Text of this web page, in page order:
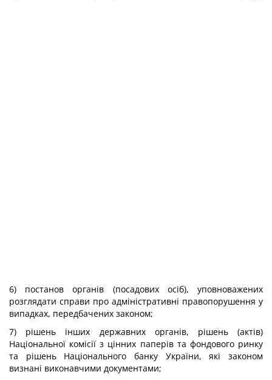
6) постанов органів (посадових осіб), уповноважених
розглядати справи про адміністративні правопорушення у
випадках, передбачених законом;
7) рішень інших державних органів, рішень (актів)
Національної комісії з цінних паперів та фондового ринку
та рішень Національного банку України, які законом
визнані виконавчими документами;